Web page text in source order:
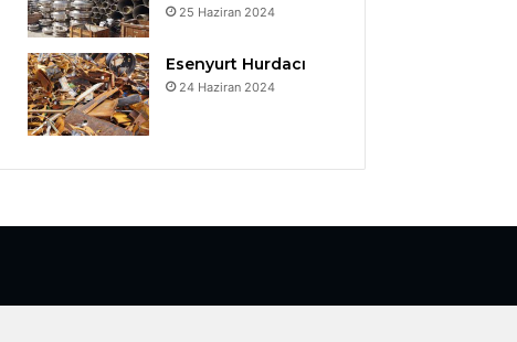
25 Haziran 2024
Esenyurt Hurdacı
24 Haziran 2024